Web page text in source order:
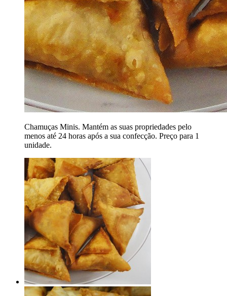
Chamuças Minis. Mantém as suas propriedades pelo
menos até 24 horas após a sua confecção. Preço para 1
unidade.